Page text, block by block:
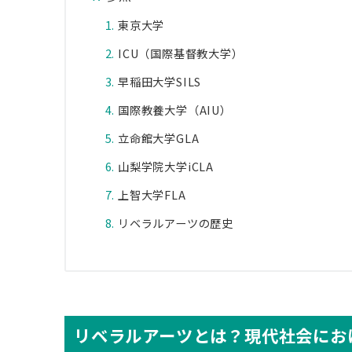
東京大学
ICU（国際基督教大学）
早稲田大学SILS
国際教養大学（AIU）
立命館大学GLA
山梨学院大学iCLA
上智大学FLA
リベラルアーツの歴史
リベラルアーツとは？現代社会に